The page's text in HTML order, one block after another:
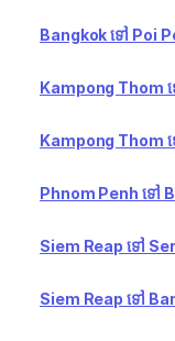
Bangkok ទៅ Poi
Kampong Thom
Kampong Thom
Phnom Penh ទៅ
Siem Reap ទៅ
Siem Reap ទៅ